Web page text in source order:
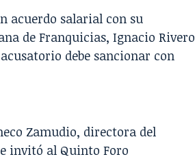
acuerdo salarial con su
de Franquicias, Ignacio Rivero
debe sancionar con
Zamudio, directora del
invitó al Quinto Foro